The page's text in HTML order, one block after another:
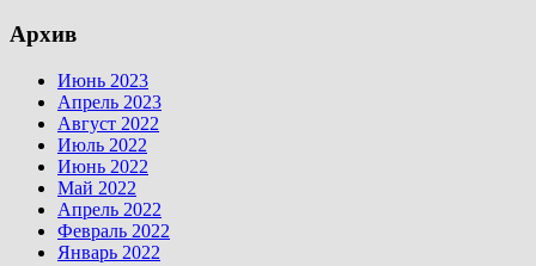
Архив
Июнь 2023
Апрель 2023
Август 2022
Июль 2022
Июнь 2022
Май 2022
Апрель 2022
Февраль 2022
Январь 2022